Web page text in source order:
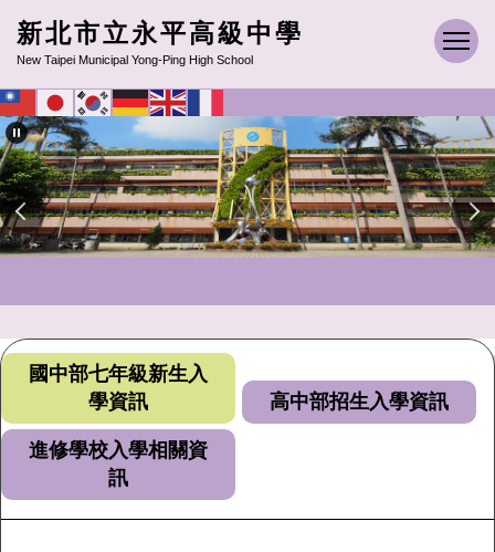
跳
到
主
要
內
容
區
新北市立永平高級中學
New Taipei Municipal Yong-Ping High School
國中部七年級新生入
學資訊
高中部招生入學資訊
進修學校入學相關資
訊